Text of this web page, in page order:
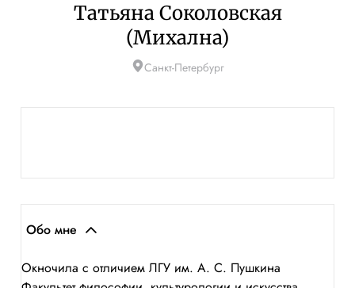
Татьяна Соколовская
(Михална)
Санкт-Петербург
Обо мне
Окночила с отличием ЛГУ им. А. С. Пушкина